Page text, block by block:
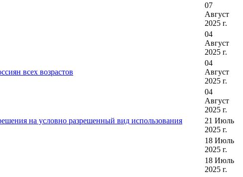
07
Август
2025 г.
04
Август
2025 г.
всех возрастов
04
Август
2025 г.
04
Август
2025 г.
на условно разрешенный вид использования
21 Июль
2025 г.
18 Июль
2025 г.
18 Июль
2025 г.